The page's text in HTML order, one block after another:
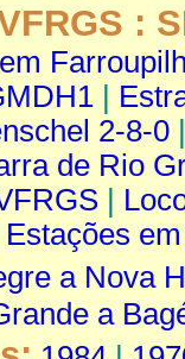
:
|
2-8-0
de Rio
|
Estações
a Nova
a